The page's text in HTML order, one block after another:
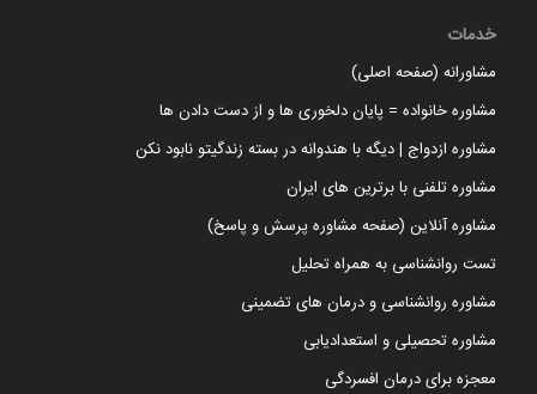
خدمات
مشاورانه (صفحه اصلی)
مشاوره خانواده = پایان دلخوری ها و از دست دادن ها
مشاوره ازدواج | دیگه با هندوانه در بسته زندگیتو نابود نکن
مشاوره تلفنی با برترین های ایران
مشاوره آنلاین (صفحه مشاوره پرسش و پاسخ)
تست روانشناسی به همراه تحلیل
مشاوره روانشناسی و درمان های تضمینی
مشاوره تحصیلی و استعدادیابی
معجزه برای درمان افسردگی